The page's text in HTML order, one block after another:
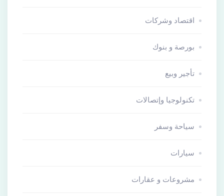
اقتصاد وشركات
بورصة و بنوك
تأجير وبيع
تكنولوجيا وإتصالات
سياحة وسفر
سيارات
مشروعات و عقارات